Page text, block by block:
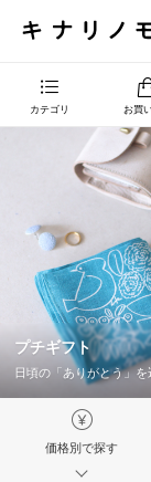
カテゴリ お買
プチギフト
日頃の「ありがとう」
価格別で探す